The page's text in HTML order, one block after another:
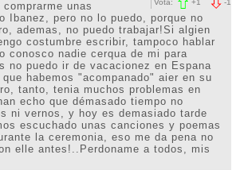
-1
Vota: +1
unas
Ibanez, pero no lo puedo, porque no
ademas, no puedo trabajar!Si algien
costumbre escribir, tampoco hablar
conosco nadie cerqua de mi para
no puedo ir de vacacionez en Espana
habemos "acompanado" aier en su
tanto, tenia muchos problemas en
echo que démasado tiempo no
ni vernos, y hoy es demasiado tarde
escuchado unas canciones y poemas
la ceremonia, eso me da pena no
elle antes!..Perdoname a todos, mis